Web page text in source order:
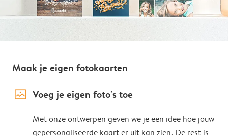
Maak je eigen fotokaarten
image_placeholder Voeg je eigen foto's toe
Met onze ontwerpen geven we je een idee hoe jouw
gepersonaliseerde kaart er uit kan zien. De rest is